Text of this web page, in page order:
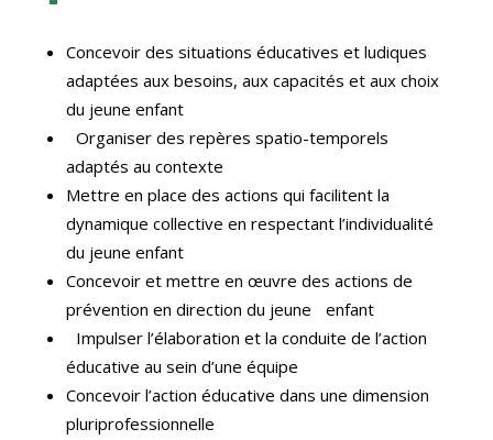
Concevoir des situations éducatives et ludiques
adaptées aux besoins, aux capacités et aux choix
du jeune enfant
Organiser des repères spatio-temporels
adaptés au contexte
Mettre en place des actions qui facilitent la
dynamique collective en respectant l’individualité
du jeune enfant
Concevoir et mettre en œuvre des actions de
prévention en direction du jeune enfant
Impulser l’élaboration et la conduite de l’action
éducative au sein d’une équipe
Concevoir l’action éducative dans une dimension
pluriprofessionnelle